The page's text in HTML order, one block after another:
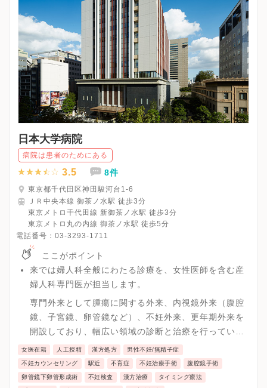
日本大学病院
病院は患者のためにある
3.5 8件
東京都千代田区神田駿河台1-6
ＪＲ中央本線 御茶ノ水駅 徒歩3分
東京メトロ千代田線 新御茶ノ水駅 徒歩3分
東京メトロ丸の内線 御茶ノ水駅 徒歩5分
電話番号： 03-3293-1711
ここがポイント
来では婦人科全般にわたる診療を、女性医師を含む産
婦人科専門医が担当します。
専門外来として腫瘍に関する外来、内視鏡外来（腹腔
鏡、子宮鏡、卵管鏡など）、不妊外来、更年期外来を
開設しており、幅広い領域の診断と治療を行っていま
す。
不妊症に関しては、超音波検査、ホルモン測定、子宮
卵管造影、精液検査､ヒューナーテスト、外来での子宮
女医在籍 人工授精 漢方処方 男性不妊/無精子症
不妊カウンセリング 駅近 不育症 不妊治療手術 腹腔鏡手術
卵管鏡下卵管形成術 不妊検査 漢方治療 タイミング療法